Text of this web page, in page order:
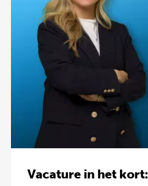
Vacature in het kort: